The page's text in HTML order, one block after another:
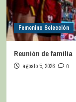
Femenino Selección
Reunión de familia
agosto 5, 2026 0